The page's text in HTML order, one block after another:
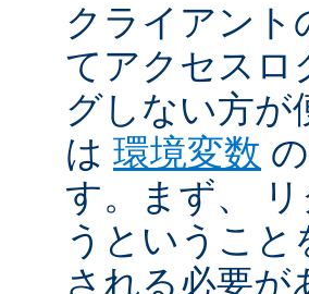
クライアント
てアクセスロ
グしない方が
は 環境変数
す。まず、
うということ
される必要が